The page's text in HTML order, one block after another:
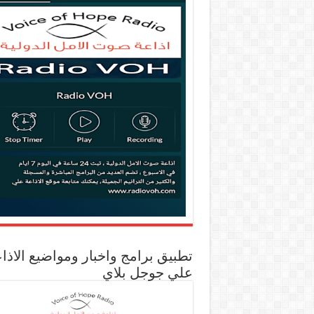
تطبيق برامج واخبار ومواضيع
علي جوجل بلاي